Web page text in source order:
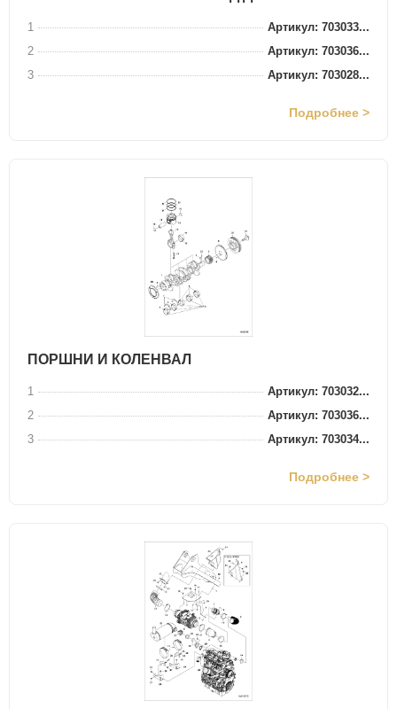
1
Артикул: 703033...
2
Артикул: 703036...
3
Артикул: 703028...
Подробнее >
ПОРШНИ И КОЛЕНВАЛ
1
Артикул: 703032...
2
Артикул: 703036...
3
Артикул: 703034...
Подробнее >